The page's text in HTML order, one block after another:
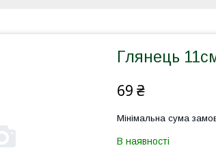
Глянець
69 ₴
Мінімальна сума
В наявності